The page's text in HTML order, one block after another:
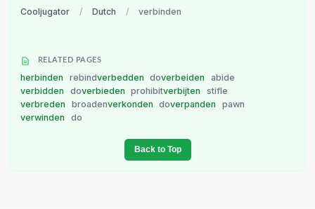
Cooljugator / Dutch / verbinden
RELATED PAGES
herbinden rebindverbedden doverbeiden
abide
verbidden
doverbieden prohibitverbijten
stifle
verbreden
broadenverkonden doverpanden
pawn
verwinden
do
Back to Top